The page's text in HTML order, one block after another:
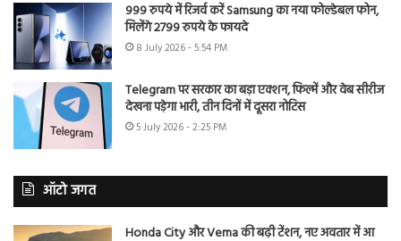
999 रुपये में रिजर्व करें Samsung का नया फोल्डेबल फोन,
मिलेंगे 2799 रुपये के फायदे
8 July 2026 - 5:54 PM
Telegram पर सरकार का बड़ा एक्शन, फिल्में और वेब सीरीज
देखना पड़ेगा भारी, तीन दिनों में दूसरा नोटिस
5 July 2026 - 2:25 PM
ऑटो जगत
Honda City और Verna की बढ़ी टेंशन, नए अवतार में आ